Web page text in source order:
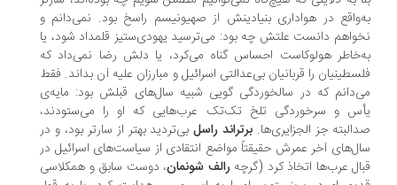
در هواداری بنیادینش از صهیونیسم راسخ بود. نمی‌دانم و
دانست علتش چه بود: می‌ترسید یهودی‌ستیز قلمداد شود، یا
هولوکاست احساس گناه می‌کرد، یا دلش رضا نمی‌داد که
را قربانیان بی‌عدالتی اسرائیل و مبارزان علیه آن بداند. فقط
که در سالخوردگی گویی شبیه سال‌های قبلش بود: مایه‌ی
و سرخوردگی تلخ تک‌تک عرب‌هایی که او را می‌ستودند،
جز الجزایری‌ها.برتراند راسلبی‌تردید بهتر از سارتر بود، و در
آخر عمرش حقیقتاً مواضع انتقادی از سیاست‌های اسرائیل در
عرب‌ها اتخاذ کرد (گرچه رالف شونمان، دوست سابق و همکلاسی